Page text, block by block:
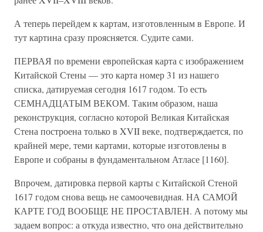
А теперь перейдем к картам, изготовленным в Европе. И
тут картина сразу проясняется. Судите сами.
ПЕРВАЯ по времени европейская карта с изображением
Китайской Стены — это карта номер 31 из нашего
списка, датируемая сегодня 1617 годом. То есть
СЕМНАДЦАТЫМ ВЕКОМ. Таким образом, наша
реконструкция, согласно которой Великая Китайская
Стена построена только в XVII веке, подтверждается, по
крайней мере, теми картами, которые изготовлены в
Европе и собраны в фундаментальном Атласе [1160].
Впрочем, датировка первой карты с Китайской Стеной
1617 годом снова вещь не самоочевидная. НА САМОЙ
КАРТЕ ГОД ВООБЩЕ НЕ ПРОСТАВЛЕН. А потому мы
задаем вопрос: а откуда известно, что она действительно